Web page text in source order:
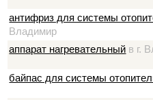
антифриз для системы
Владимир
аппарат нагревательный в г.
байпас для системы